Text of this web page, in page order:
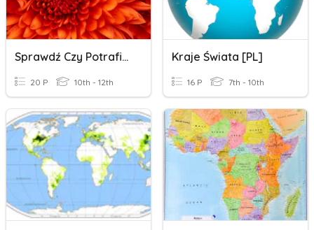
Sprawdź Czy Potrafisz...dział 1
20 P 10th - 12th
Kraje Świata [PL]
16 P 7th - 10th